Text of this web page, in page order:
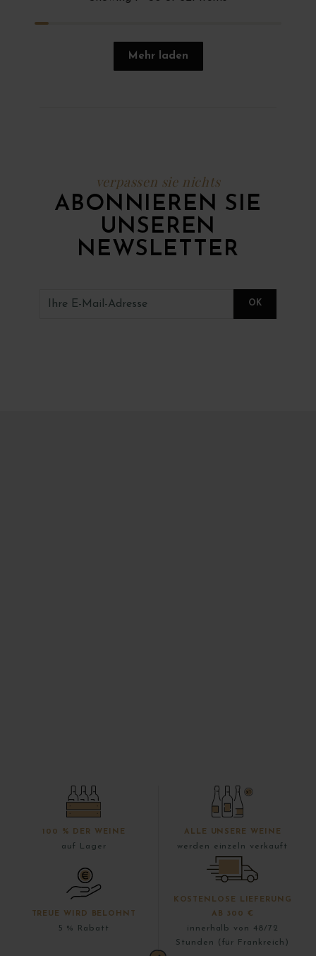
Mehr laden
verpassen sie nichts
ABONNIEREN SIE
UNSEREN
NEWSLETTER
100 % DER WEINE
auf Lager
ALLE UNSERE WEINE
werden einzeln verkauft
TREUE WIRD BELOHNT
5 % Rabatt
KOSTENLOSE LIEFERUNG
AB 300 €
innerhalb von 48/72
Stunden (für Frankreich)